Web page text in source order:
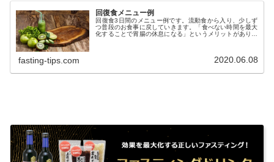
回復食メニュー例
回復食3日間のメニュー例です。流動食から入り、少しず
つ普段のお食事に戻していきます。「食べない時間を最大
化することで胃腸の休息になる」というメリットがありま
fasting-tips.com 2020.06.08